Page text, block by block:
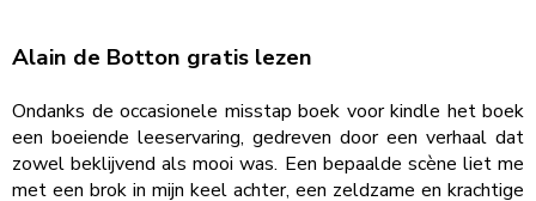
Alain de Botton gratis lezen
Ondanks de occasionele misstap boek voor kindle het boek
een boeiende leeservaring, gedreven door een verhaal dat
zowel beklijvend als mooi was. Een bepaalde scène liet me
met een brok in mijn keel achter, een zeldzame en krachtige